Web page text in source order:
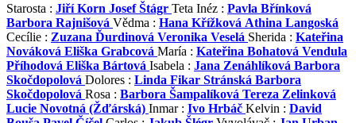
Starosta : Jiří Korn Josef Štágr Teta Inéz : Pavla Břínková
Barbora Rajnišová Vědma : Hana Křížková Athina Langoská
Cecílie : Zuzana Ďurdinová Veronika Veselá Sherida : Kateřina
Nováková Eliška Grabcová María : Kateřina Bohatová Vendula
Příhodová Eliška Bártová Isabela : Jana Zenáhlíková Barbora
Skočdopolová Dolores : Linda Fikar Stránská Barbora
Skočdopolová Rosa : Barbora Šampalíková Tereza Zelinková
Lucie Novotná (Žďárská) Inmar : Ivo Hrbáč Kelvin : David